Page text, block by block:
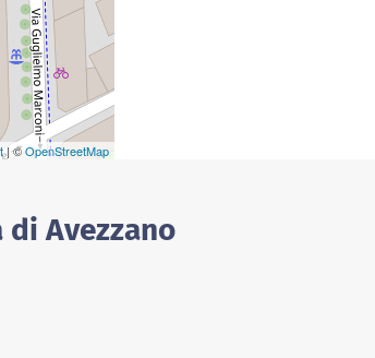
| ©OpenStreetMap
di Avezzano